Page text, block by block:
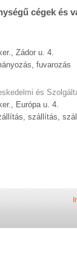
cégek és
Zádor u. 4.
fuvarozás
és
Európa u. 4.
szállítás,